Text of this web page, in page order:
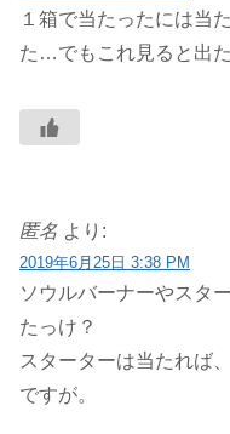
１箱で当たったには当
た…でもこれ見ると出
匿名 より:
2019年6月25日 3:38 PM
ソウルバーナーやスタ
たっけ？
スターターは当たれば
ですが。